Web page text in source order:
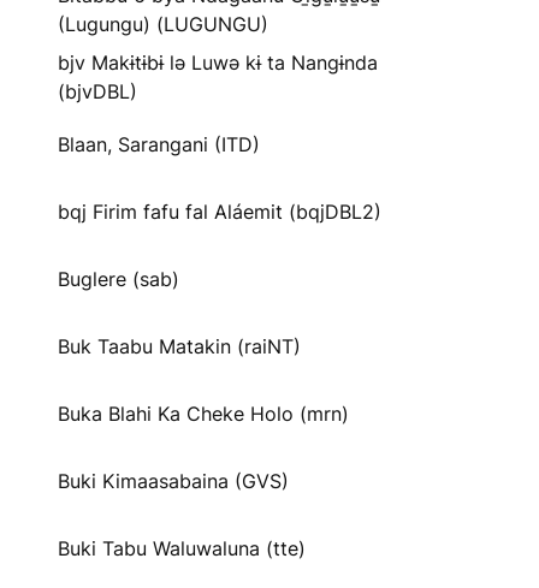
(Lugungu) (LUGUNGU)
bjv Makɨtɨbɨ lə Luwə kɨ ta Nangɨnda
(bjvDBL)
Blaan, Sarangani (ITD)
bqj Firim fafu fal Aláemit (bqjDBL2)
Buglere (sab)
Buk Taabu Matakin (raiNT)
Buka Blahi Ka Cheke Holo (mrn)
Buki Kimaasabaina (GVS)
Buki Tabu Waluwaluna (tte)